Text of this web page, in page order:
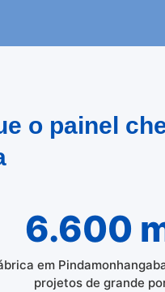
o painel
6.600
em
projetos de grande